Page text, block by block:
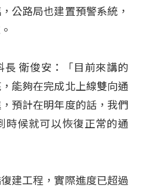
公路局也建置預警系統，
長 衛俊安：「目前來講的
能夠在完成北上線雙向通
預計在明年度的話，我們
時候就可以恢復正常的通
建工程，實際進度已超過